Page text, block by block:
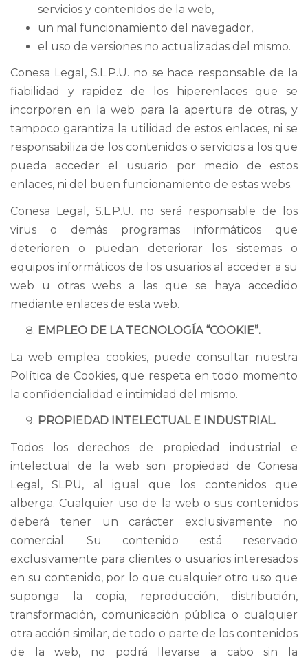
servicios y contenidos de la web,
un mal funcionamiento del navegador,
el uso de versiones no actualizadas del mismo.
Conesa Legal, S.L.P.U. no se hace responsable de la
fiabilidad y rapidez de los hiperenlaces que se
incorporen en la web para la apertura de otras, y
tampoco garantiza la utilidad de estos enlaces, ni se
responsabiliza de los contenidos o servicios a los que
pueda acceder el usuario por medio de estos
enlaces, ni del buen funcionamiento de estas webs.
Conesa Legal, S.L.P.U. no será responsable de los
virus o demás programas informáticos que
deterioren o puedan deteriorar los sistemas o
equipos informáticos de los usuarios al acceder a su
web u otras webs a las que se haya accedido
mediante enlaces de esta web.
EMPLEO DE LA TECNOLOGÍA “COOKIE”.
La web emplea cookies, puede consultar nuestra
Política de Cookies, que respeta en todo momento
la confidencialidad e intimidad del mismo.
PROPIEDAD INTELECTUAL E INDUSTRIAL.
Todos los derechos de propiedad industrial e
intelectual de la web son propiedad de Conesa
Legal, SLPU, al igual que los contenidos que
alberga. Cualquier uso de la web o sus contenidos
deberá tener un carácter exclusivamente no
comercial. Su contenido está reservado
exclusivamente para clientes o usuarios interesados
en su contenido, por lo que cualquier otro uso que
suponga la copia, reproducción, distribución,
transformación, comunicación pública o cualquier
otra acción similar, de todo o parte de los contenidos
de la web, no podrá llevarse a cabo sin la